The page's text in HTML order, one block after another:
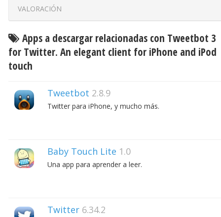
VALORACIÓN
Apps a descargar relacionadas con Tweetbot 3
for Twitter. An elegant client for iPhone and iPod
touch
Tweetbot 2.8.9
Twitter para iPhone, y mucho más.
Baby Touch Lite 1.0
Una app para aprender a leer.
Twitter 6.34.2